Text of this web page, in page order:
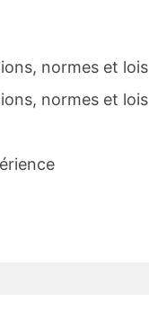
normes et lois
normes et lois